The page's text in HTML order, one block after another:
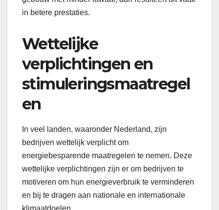
in betere prestaties.
Wettelijke
verplichtingen en
stimuleringsmaatregel
en
In veel landen, waaronder Nederland, zijn
bedrijven wettelijk verplicht om
energiebesparende maatregelen te nemen. Deze
wettelijke verplichtingen zijn er om bedrijven te
motiveren om hun energieverbruik te verminderen
en bij te dragen aan nationale en internationale
klimaatdoelen.